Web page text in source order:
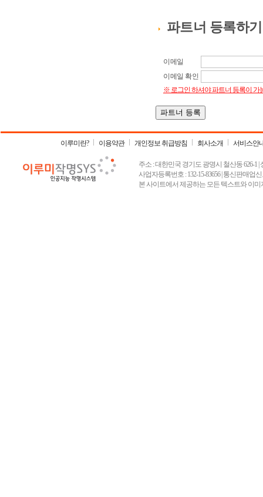
파트너 등록하기
이메일
이메일 확인
※ 로그인 하셔야 파트너 등록이 가
이루미란? 이용약관 개인정보 취급방침 회사소개 서비스안
주소 : 대한민국 경기도 광명시 철산동 626-1 |
사업자등록번호 : 132-15-83656 | 통신판매업
본 사이트에서 제공하는 모든 텍스트와 이